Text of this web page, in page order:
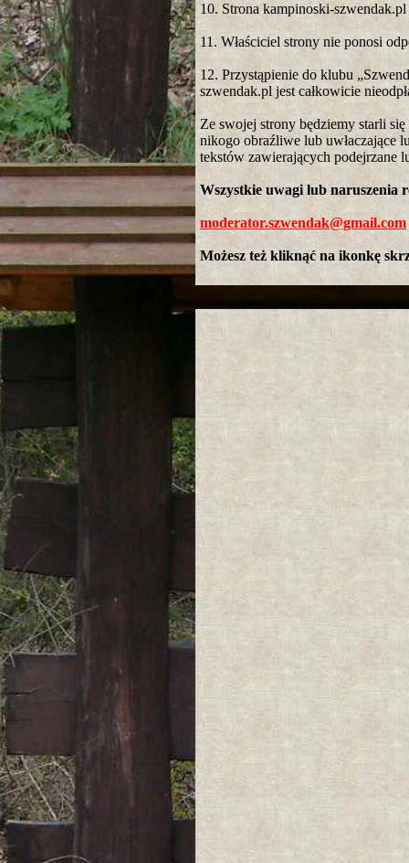
10. Strona kampinoski-
11. Właściciel strony nie ponosi
12. Przystąpienie do klubu
szwendak.pl jest całkowicie
Ze swojej strony będziemy starli
nikogo obraźliwe lub uwłaczające
tekstów zawierających podejrzane
Wszystkie uwagi lub naruszenia
moderator.szwendak@gmail.com
Możesz też kliknąć na ikonkę